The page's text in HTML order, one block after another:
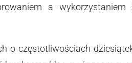
a wykorzystaniem
o częstotliwościach